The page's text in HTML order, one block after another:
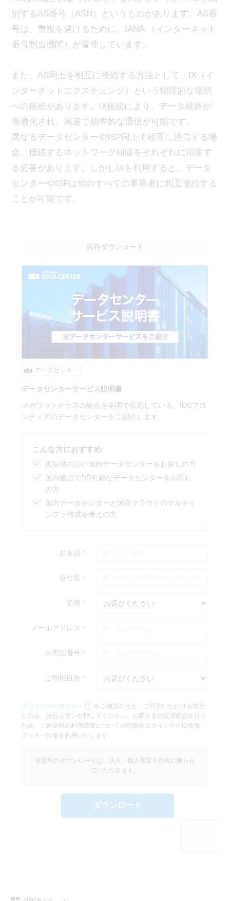
別するAS番号（ASN）というものがあります。AS番
号は、重複を避けるために、IANA （インターネット
番号割当機関）が管理しています。
また、AS同士を相互に接続する方法として、IX（イ
ンターネットエクスチェンジ）という物理的な場所
への接続があります。IX接続により、データ経路が
最適化され、高速で効率的な通信が可能です。
異なるデータセンターやISP同士で相互に通信する場
合、接続するネットワーク回線をそれぞれに用意す
る必要があります。しかしIXを利用すると、データ
センターやISPは他のすべての事業者に相互接続する
ことが可能です。